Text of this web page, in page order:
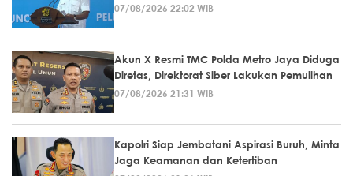
07/08/2026 22:02 WIB
Akun X Resmi TMC Polda Metro Jaya Diduga
Diretas, Direktorat Siber Lakukan Pemulihan
07/08/2026 21:31 WIB
Kapolri Siap Jembatani Aspirasi Buruh, Minta
Jaga Keamanan dan Ketertiban